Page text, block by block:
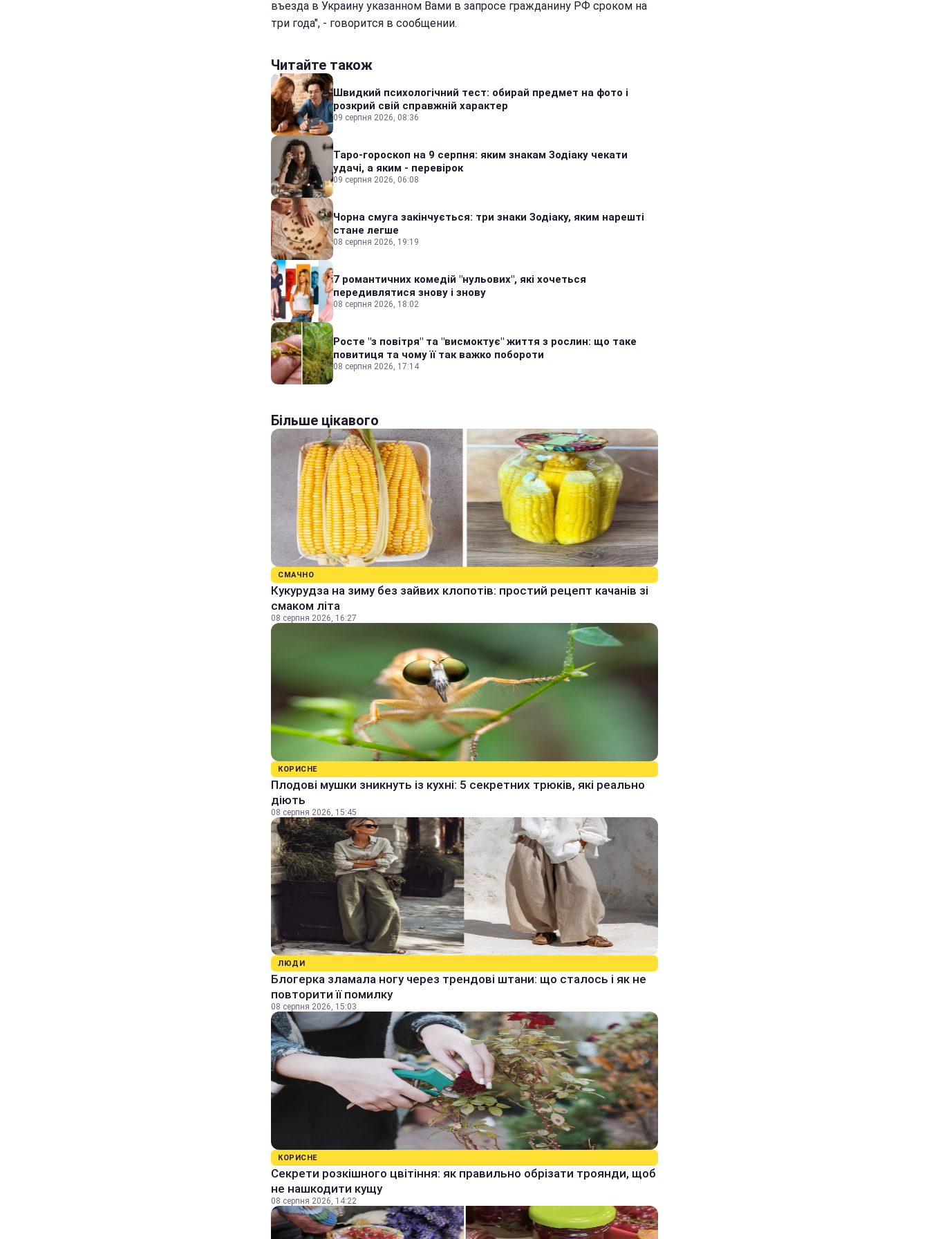
въезда в Украину указанном Вами в запросе гражданину РФ сроком на
три года", - говорится в сообщении.
Читайте також
Швидкий психологічний тест: обирай предмет на фото і
розкрий свій справжній характер
09 серпня 2026, 08:36
Таро-гороскоп на 9 серпня: яким знакам Зодіаку чекати
удачі, а яким - перевірок
09 серпня 2026, 06:08
Чорна смуга закінчується: три знаки Зодіаку, яким нарешті
стане легше
08 серпня 2026, 19:19
7 романтичних комедій "нульових", які хочеться
передивлятися знову і знову
08 серпня 2026, 18:02
Росте "з повітря" та "висмоктує" життя з рослин: що таке
повитиця та чому її так важко побороти
08 серпня 2026, 17:14
Більше цікавого
СМАЧНО
Кукурудза на зиму без зайвих клопотів: простий рецепт качанів зі
смаком літа
08 серпня 2026, 16:27
КОРИСНЕ
Плодові мушки зникнуть із кухні: 5 секретних трюків, які реально
діють
08 серпня 2026, 15:45
ЛЮДИ
Блогерка зламала ногу через трендові штани: що сталось і як не
повторити її помилку
08 серпня 2026, 15:03
КОРИСНЕ
Секрети розкішного цвітіння: як правильно обрізати троянди, щоб
не нашкодити кущу
08 серпня 2026, 14:22